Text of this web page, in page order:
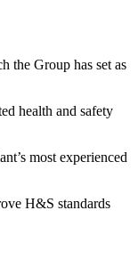
the Group has set as
health and safety
most experienced
H&S standards